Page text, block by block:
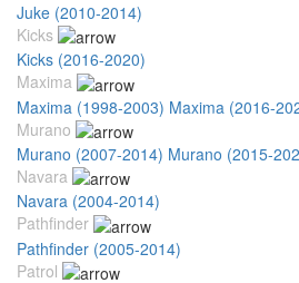
Juke (2010-2014)
Kicks
Kicks (2016-2020)
Maxima
Maxima (1998-2003) Maxima (2016-
Murano
Murano (2007-2014) Murano (2015-
Navara
Navara (2004-2014)
Pathfinder
Pathfinder (2005-2014)
Patrol